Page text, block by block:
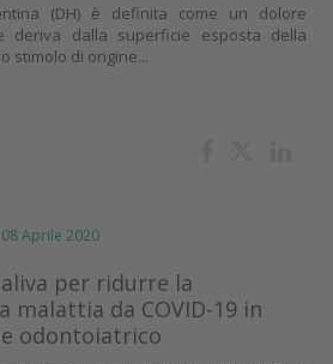
(DH) è definita come un dolore
deriva dalla superficie esposta della
stimolo di origine...
Aprile 2020
per ridurre la
malattia da COVID-19 in
odontoiatrico